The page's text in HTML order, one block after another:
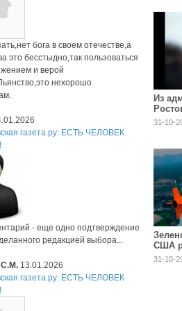
Из
31-10-
США
31-10-
бога в своем отечестве,а
это бесстыдно,так пользоваться
и верой
нехорошо
газета.ру: ЕСТЬ ЧЕЛОВЕК
- еще одно подтверждение
редакцией выбора...
С.М. 13.01.2026
газета.ру: ЕСТЬ ЧЕЛОВЕК